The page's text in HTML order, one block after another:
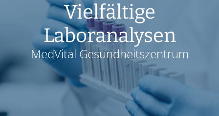
Vielfältige
Laboranalysen
MedVital Gesundheitszentrum